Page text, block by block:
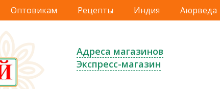
Оптовикам Рецепты Индия Аюрведа
Адреса магазинов
Экспресс-магазин